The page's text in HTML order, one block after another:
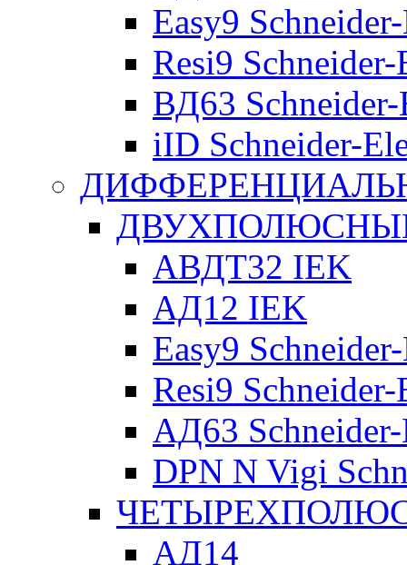
Easy9
Resi9
ВД63
iID Schneider-
АВДТ32 IEK
АД12 IEK
Easy9
Resi9
АД63
DPN N Vigi
АД14